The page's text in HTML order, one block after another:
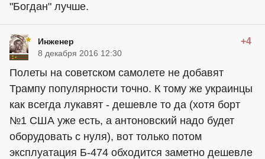
"Богдан" лучше.
Инжeнeр +4
8 декабря 2016 12:30
Полеты на советском самолете не добавят
Трампу популярности точно. К тому же украинцы
как всегда лукавят - дешевле то да (хотя борт
№1 США уже есть, а антоновский надо будет
оборудовать с нуля), вот только потом
эксплуатация Б-474 обходится заметно дешевле